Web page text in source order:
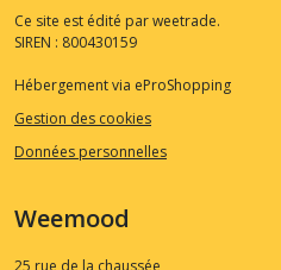
Ce site est édité par weetrade.
SIREN : 800430159
Hébergement via eProShopping
Gestion des cookies
Données personnelles
Weemood
25 rue de la chaussée